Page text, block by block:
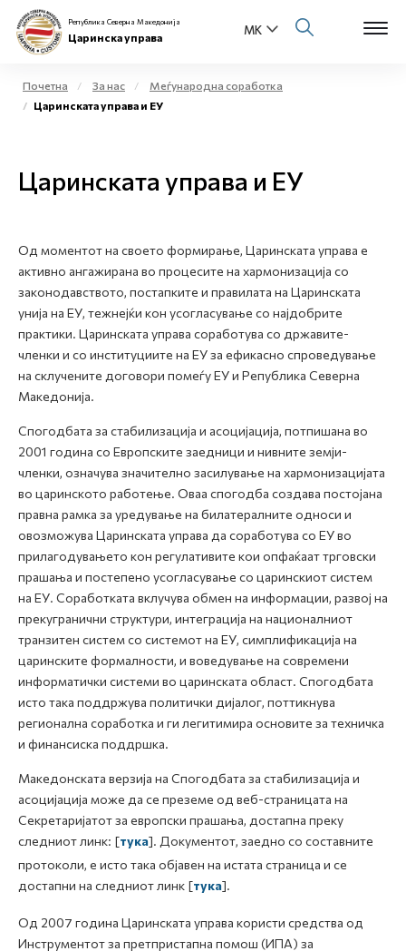
Физички лица
Open
Е-Царина
Медиа центар
Контакт
Е-Весник
Република Северна Македонија
Царинска управа
Почетна За нас
Меѓународна соработка
Царинската управа и ЕУ
Царинската управа и ЕУ
Од моментот на своето формирање, Царинската управа е
активно ангажирана во процесите на хармонизација со
законодавството, постапките и правилата на Царинската
унија на ЕУ, тежнејќи кон усогласување со најдобрите
практики. Царинската управа соработува со државите-
членки и со институциите на ЕУ за ефикасно спроведување
на склучените договори помеѓу ЕУ и Република Северна
Македонија.
Спогодбата за стабилизација и асоцијација, потпишана во
2001 година со Европските заедници и нивните земји-
членки, означува значително засилување на хармонизацијата
во царинското работење. Оваа спогодба создава постојана
правна рамка за уредување на билатералните односи и
овозможува Царинската управа да соработува со ЕУ во
прилагодувањето кон регулативите кои опфаќаат трговски
прашања и постепено усогласување со царинскиот систем
на ЕУ. Соработката вклучува обмен на информации, развој на
прекугранични структури, интеграција на националниот
транзитен систем со системот на ЕУ, симплификација на
царинските формалности, и воведување на современи
информатички системи во царинската област. Спогодбата
исто така поддржува политички дијалог, поттикнува
регионална соработка и ги легитимира основите за техничка
и финансиска поддршка.
Македонската верзија на Спогодбата за стабилизација и
асоцијација може да се преземе од веб-страницата на
Секретаријатот за европски прашања, достапна преку
следниот линк: [тука]. Документот, заедно со составните
протоколи, е исто така објавен на истата страница и се
достапни на следниот линк [тука].
Од 2007 година Царинската управа користи средства од
Инструментот за претпристапна помош (ИПА) за